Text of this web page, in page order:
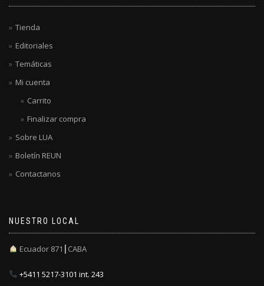
Tienda
Editoriales
Temáticas
Mi cuenta
Carrito
Finalizar compra
Sobre LUA
Boletín REUN
Contactanos
NUESTRO LOCAL
Ecuador 871┃CABA
+5411 5217-3101 int. 243